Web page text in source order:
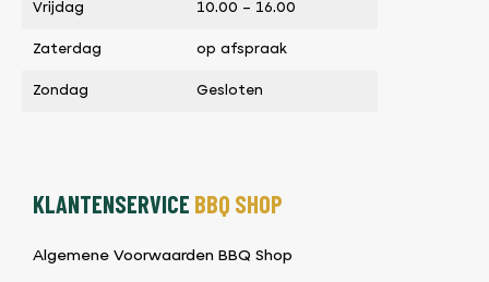
Vrijdag 10.00 – 16.00
Zaterdag op afspraak
Zondag Gesloten
KLANTENSERVICE BBQ SHOP
Algemene Voorwaarden BBQ Shop